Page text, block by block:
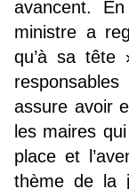
avancent.
ministre a
qu’à sa tête
assure avoir
les maires
place et
thème de la